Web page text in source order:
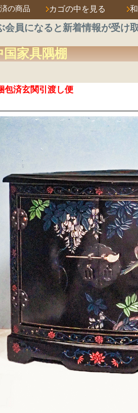
の商品 カゴの中を見る
会員になると新着情報が受け
国家具隅棚
包済玄関引渡し便